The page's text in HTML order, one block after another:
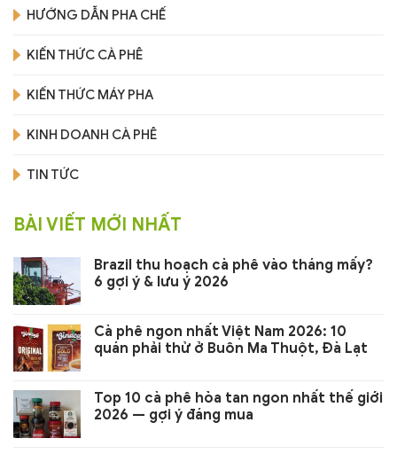
HƯỚNG DẪN PHA CHẾ
KIẾN THỨC CÀ PHÊ
KIẾN THỨC MÁY PHA
KINH DOANH CÀ PHÊ
TIN TỨC
BÀI VIẾT MỚI NHẤT
Brazil thu hoạch cà phê vào tháng mấy?
6 gợi ý & lưu ý 2026
Cà phê ngon nhất Việt Nam 2026: 10
quán phải thử ở Buôn Ma Thuột, Đà Lạt
Top 10 cà phê hòa tan ngon nhất thế giới
2026 — gợi ý đáng mua